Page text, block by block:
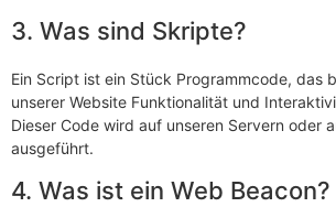
3. Was sind Skripte?
Ein Script ist ein Stück Programmcode, das
unserer Website Funktionalität und
Dieser Code wird auf unseren Servern oder
ausgeführt.
4. Was ist ein Web Beacon?